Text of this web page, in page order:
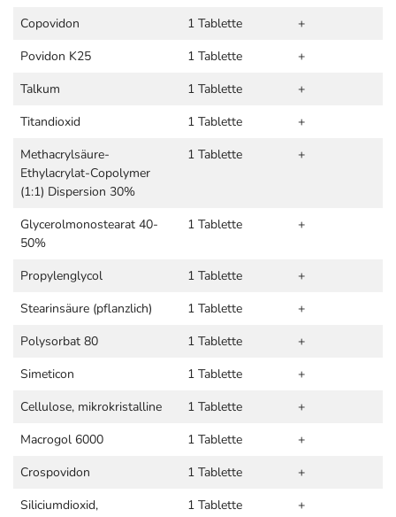
Copovidon
1 Tablette
+
Povidon K25
1 Tablette
+
Talkum
1 Tablette
+
Titandioxid
1 Tablette
+
Methacrylsäure-
Ethylacrylat-Copolymer
(1:1) Dispersion 30%
1 Tablette +
Glycerolmonostearat 40-
50%
1 Tablette +
Propylenglycol 1 Tablette
+
Stearinsäure (pflanzlich)
1 Tablette
+
Polysorbat 80
1 Tablette
+
Simeticon
1 Tablette
+
Cellulose, mikrokristalline
1 Tablette
+
Macrogol 6000
1 Tablette
+
Crospovidon
1 Tablette
+
Siliciumdioxid,
1 Tablette +